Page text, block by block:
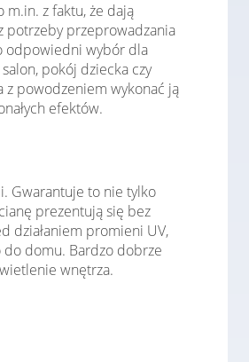
z faktu, że dają
potrzeby przeprowadzania
odpowiedni wybór dla
pokój dziecka czy
z powodzeniem wykonać ją
efektów.
Gwarantuje to nie tylko
prezentują się bez
działaniem promieni UV,
domu. Bardzo dobrze
wnętrza.